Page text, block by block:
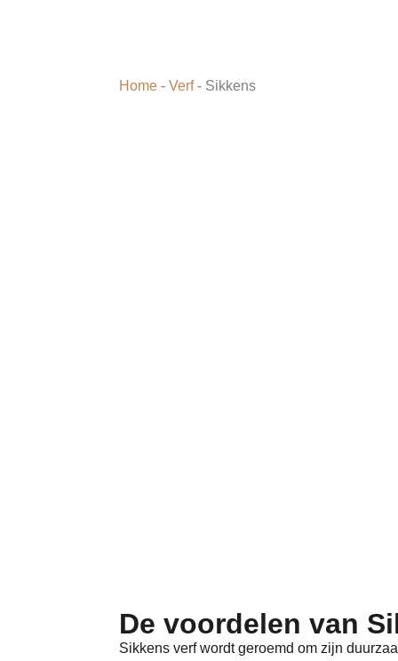
Home -Verf- Sikkens
De voordelen van
Sikkens verf wordt geroemd om zijn